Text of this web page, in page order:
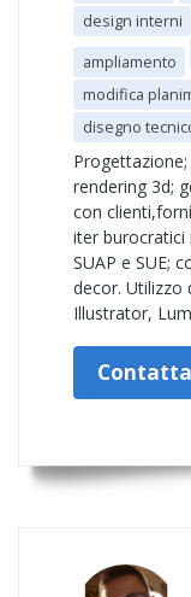
design interni
ampliamento
modifica
disegno
rendering 3d;
con
iter burocratici
SUAP e SUE;
decor. Utilizzo
Illustrator,
Contatta